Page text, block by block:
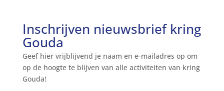
Inschrijven nieuwsbrief kring
Gouda
Geef hier vrijblijvend je naam en e-mailadres op om
op de hoogte te blijven van alle activiteiten van kring
Gouda!